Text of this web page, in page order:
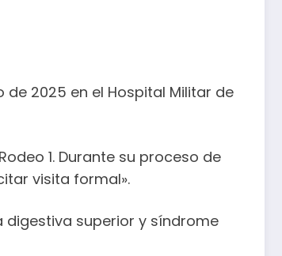
2025 en el Hospital Militar de
1. Durante su proceso de
visita formal».
digestiva superior y síndrome